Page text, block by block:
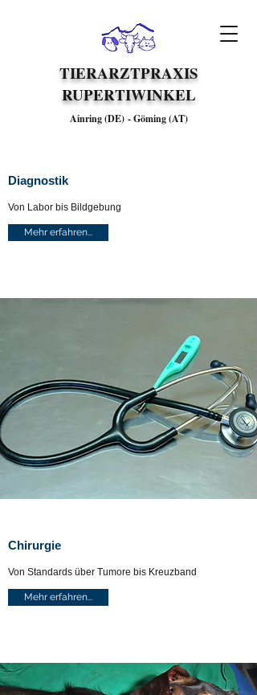
TIERARZTPRAXIS
RUPERTIWINKEL
Ainring (DE) -Göming (AT)
Diagnostik
Von Labor bis Bildgebung
Mehr erfahren...
Chirurgie
Von Standards über Tumore bis Kreuzband
Mehr erfahren...